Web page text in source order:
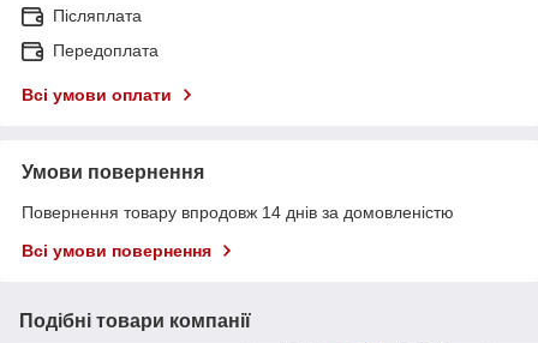
Післяплата
Передоплата
Всі умови оплати
Умови повернення
Повернення товару впродовж 14 днів за домовленістю
Всі умови повернення
Подібні товари компанії